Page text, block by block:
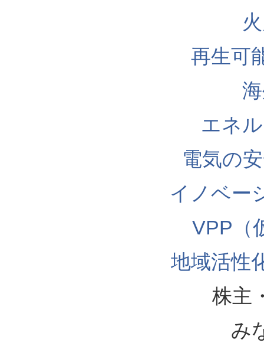
再生可
エネ
電気の
イノベー
VPP（
地域活性
株主
み